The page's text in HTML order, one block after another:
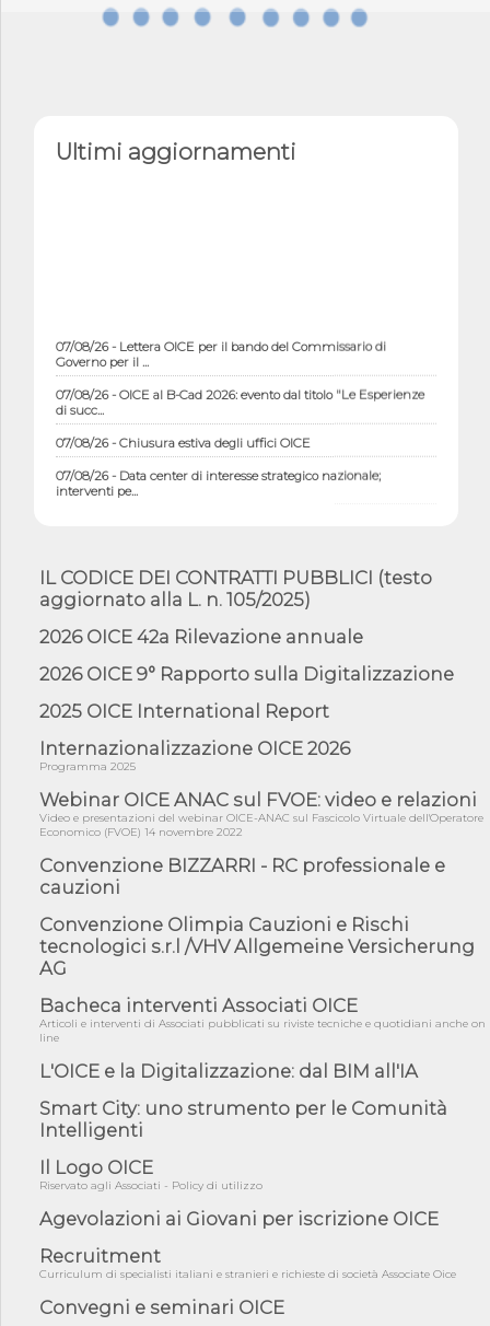
Ultimi aggiornamenti
07/08/26 - Lettera OICE per il bando del Commissario di
Governo per il ...
07/08/26 - OICE al B-Cad 2026: evento dal titolo "Le Esperienze
di succ...
07/08/26 - Chiusura estiva degli uffici OICE
07/08/26 - Data center di interesse strategico nazionale;
interventi pe...
sussistenza di...
07/08/26 - Tunnel Brennero, dal Cipess via libera al quinto lotto
costr...
06/08/26 - Istat, produzione industriale in calo dell'1% a giugno,
su a...
06/08/26 - Dal 3 agosto in vigore l'obbligo di energie rinnovabili
06/08/26 - DL PA approvato in Cdm: contributi per
riqualificazione sism...
06/08/26 - CdM: approvato il d.lgs. di adeguamento all’AI Act in
mate...
06/08/26 - DDL delegazione europea in Cdm per recepimento
norme UE in m...
fiducia...
05/08/26 - Focus OICE sul DDL di riforma della responsabilità
amminist...
05/08/26 - Anac: pubblicata la Relazione illustrativa al Bando tipo
2 s...
05/08/26 - SAVE THE DATE: Assemblea Pubblica Confindustria
Professioni ...
di Reg...
05/08/26 - Lettera OICE per il bando della Giunta Regionale della
Campa...
04/08/26 - DL PA: previste cancellazioni da elenchi professionisti
COP31, An...
impugnar...
IL CODICE DEI CONTRATTI PUBBLICI (testo
aggiornato alla L. n. 105/2025)
2026 OICE 42a Rilevazione annuale
2026 OICE 9° Rapporto sulla Digitalizzazione
2025 OICE International Report
Internazionalizzazione OICE 2026
Programma 2025
Webinar OICE ANAC sul FVOE: video e relazioni
Video e presentazioni del webinar OICE-ANAC sul Fascicolo Virtuale dell'Operatore
Economico (FVOE) 14 novembre 2022
Convenzione BIZZARRI - RC professionale e
cauzioni
Convenzione Olimpia Cauzioni e Rischi
tecnologici s.r.l /VHV Allgemeine Versicherung
AG
Bacheca interventi Associati OICE
Articoli e interventi di Associati pubblicati su riviste tecniche e quotidiani anche on
line
L'OICE e la Digitalizzazione: dal BIM all'IA
Smart City: uno strumento per le Comunità
Intelligenti
Il Logo OICE
Riservato agli Associati - Policy di utilizzo
Agevolazioni ai Giovani per iscrizione OICE
Recruitment
Curriculum di specialisti italiani e stranieri e richieste di società Associate Oice
Convegni e seminari OICE